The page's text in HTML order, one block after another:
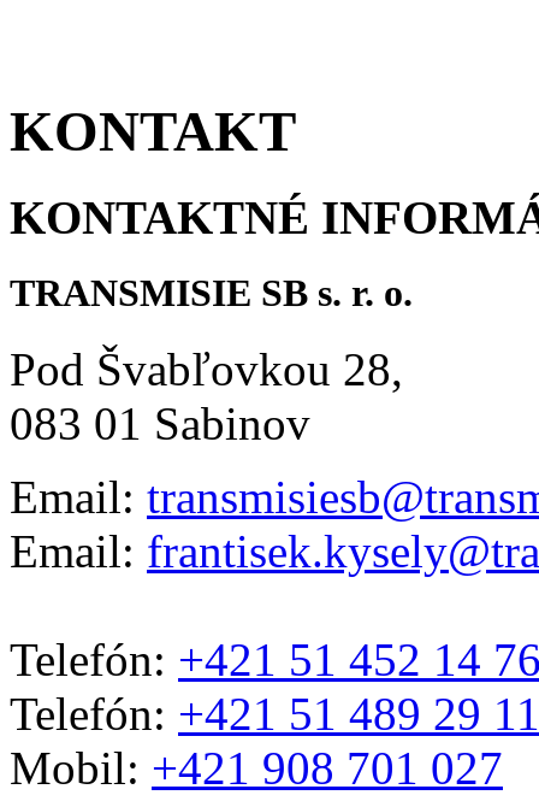
KONTAKT
KONTAKTNÉ
TRANSMISIE SB s. r. o.
Pod Švabľovkou 28,
083 01 Sabinov
Email:
Email:
Telefón: +421 51 452 14
Telefón: +421 51 489 29 11
Mobil: +421 908 701 027